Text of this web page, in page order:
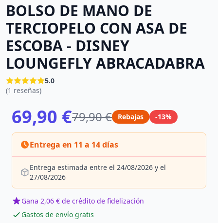
BOLSO DE MANO DE
TERCIOPELO CON ASA DE
ESCOBA - DISNEY
LOUNGEFLY ABRACADABRA
5.0
(1 reseñas)
69,90 €79,90 € Rebajas -13%
Entrega en 11 a 14 días
Entrega estimada entre el 24/08/2026 y el
27/08/2026
Gana 2,06 € de crédito de fidelización
Gastos de envío gratis